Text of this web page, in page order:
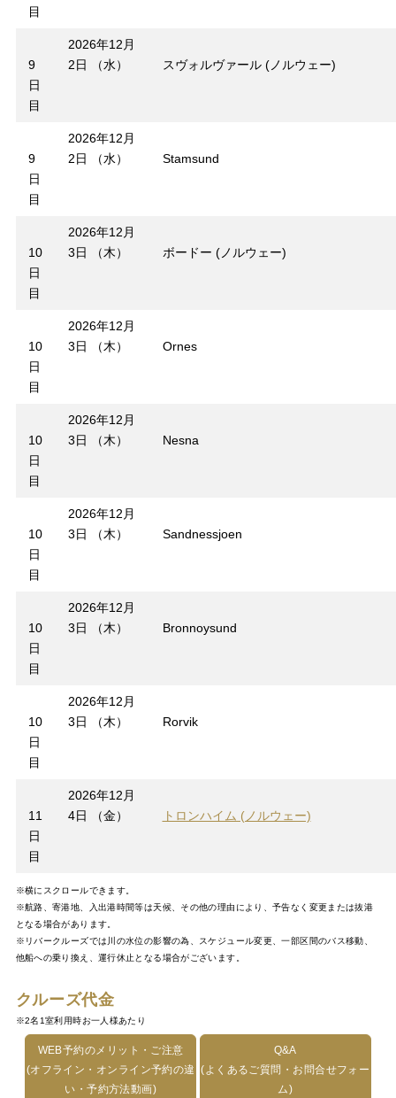
目
9
日
目
2026年12月
2日 （水）
スヴォルヴァール (ノルウェー)
9
日
目
2026年12月
2日 （水）
Stamsund
10
日
目
2026年12月
3日 （木）
ボードー (ノルウェー)
10
日
目
2026年12月
3日 （木）
Ornes
10
日
目
2026年12月
3日 （木）
Nesna
10
日
目
2026年12月
3日 （木）
Sandnessjoen
10
日
目
2026年12月
3日 （木）
Bronnoysund
10
日
目
2026年12月
3日 （木）
Rorvik
11
日
目
2026年12月
4日 （金）
トロンハイム (ノルウェー)
※横にスクロールできます。
※航路、寄港地、入出港時間等は天候、その他の理由により、予告なく変更または抜港
となる場合があります。
※リバークルーズでは川の水位の影響の為、スケジュール変更、一部区間のバス移動、
他船への乗り換え、運行休止となる場合がございます。
クルーズ代金
※2名1室利用時お一人様あたり
WEB予約のメリット・ご注意
(オフライン・オンライン予約の違
い・予約方法動画)
Q&A
(よくあるご質問・お問合せフォー
ム)